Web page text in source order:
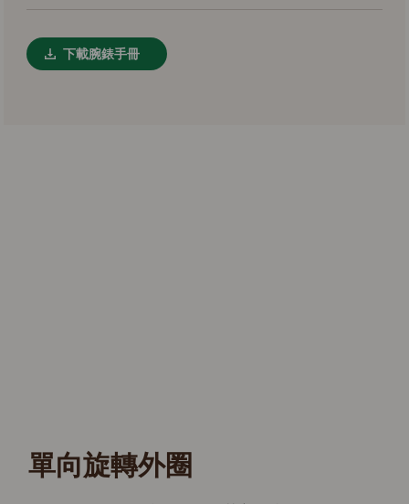
下載腕錶手冊
單向旋轉外圈